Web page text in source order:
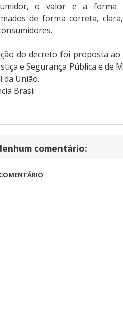
o valor e a forma
de forma correta,
do decreto foi proposta
e Segurança Pública e de
da União.
Brasil
comentário: